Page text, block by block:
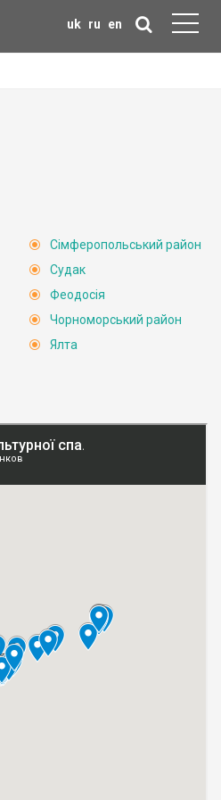
uk ru en
Сімферопольський район
Судак
Феодосія
Чорноморський район
Ялта